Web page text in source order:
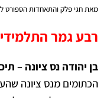
מאת חגי פלק והתאחדות הספורט
רבע גמר התלמידים
בן יהודה נס ציונה – תיכון חדש
הכתומים מנס ציונה